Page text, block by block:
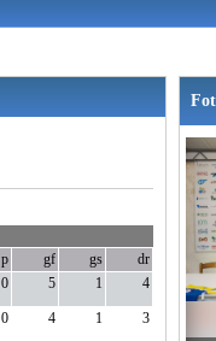
p gf gs
dr
0 5 1 4
0 4 1 3